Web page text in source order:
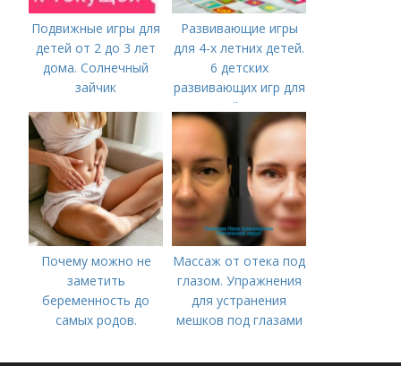
Подвижные игры для
детей от 2 до 3 лет
дома. Солнечный
зайчик
Развивающие игры
для 4-х летних детей.
6 детских
развивающих игр для
детей 4 лет
Почему можно не
заметить
беременность до
самых родов.
беременность: что
Массаж от отека под
глазом. Упражнения
для устранения
мешков под глазами